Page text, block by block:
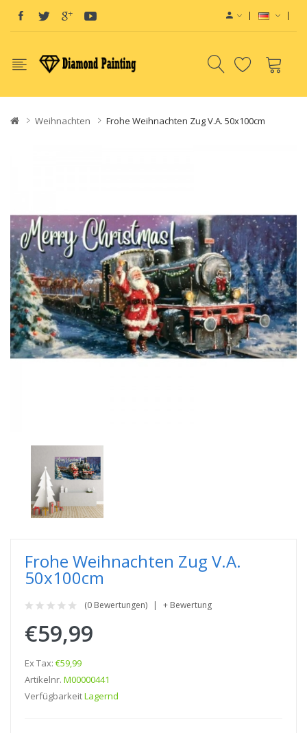
Weihnachten Frohe Weihnachten Zug V.a. 50x100cm
Frohe Weihnachten Zug V.a.
50x100cm
(0 Bewertungen) + Bewertung
€59,99
Ex Tax: €59,99
Artikelnr. M00000441
VerfügbarkeitLagernd